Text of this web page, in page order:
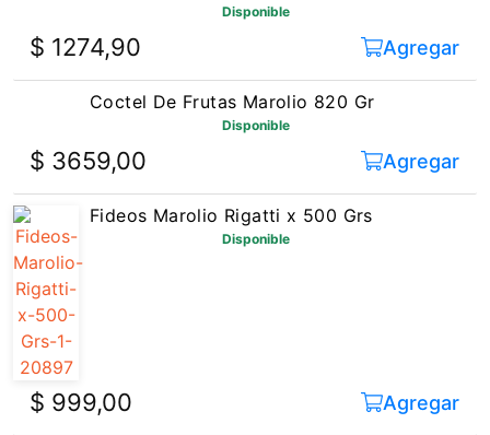
Disponible
$ 1274,90 Agregar
Coctel De Frutas Marolio 820 Gr
Disponible
$ 3659,00 Agregar
Fideos Marolio Rigatti x 500 Grs
Disponible
$ 999,00 Agregar